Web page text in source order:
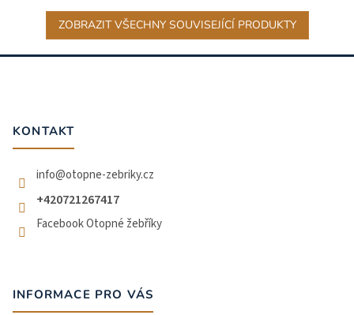
ZOBRAZIT VŠECHNY SOUVISEJÍCÍ PRODUKTY
Z
KONTAKT
info@otopne-zebriky.cz
+420721267417
Facebook Otopné žebříky
INFORMACE PRO VÁS